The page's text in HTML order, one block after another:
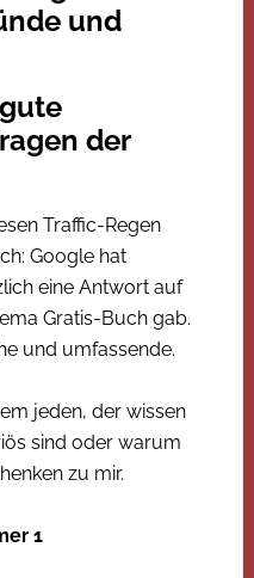
und
der
Traffic-Regen
Google hat
eine Antwort auf
Gratis-Buch gab.
und umfassende.
jeden, der wissen
sind oder warum
zu mir.
1